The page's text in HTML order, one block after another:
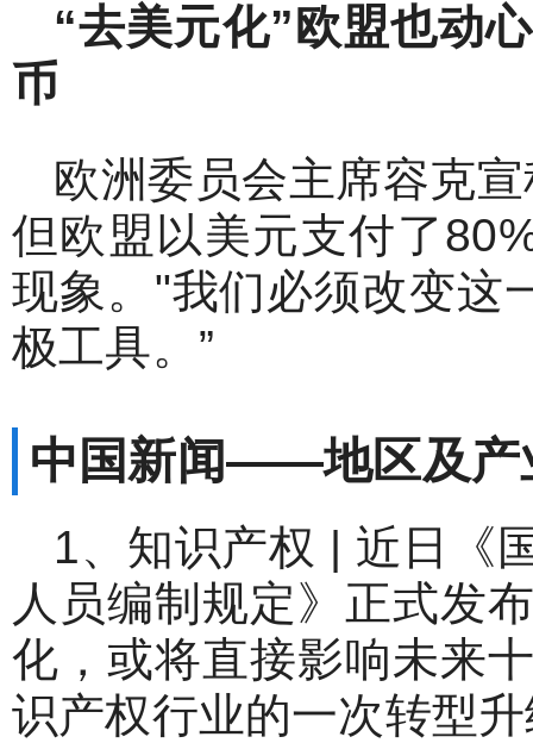
“去美元化” 欧盟也动
币
欧洲委员会主席容克
但欧盟以美元支付了
现象。"我们必须改变这
极工具。”
中国新闻——地区及产
1、知识产权 | 近日《
人员编制规定》正式发
化，或将直接影响未来
识产权行业的一次转型